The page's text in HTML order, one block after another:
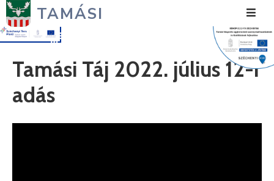
TAMÁSI
Tamási Táj 2022. július 12-i
adás